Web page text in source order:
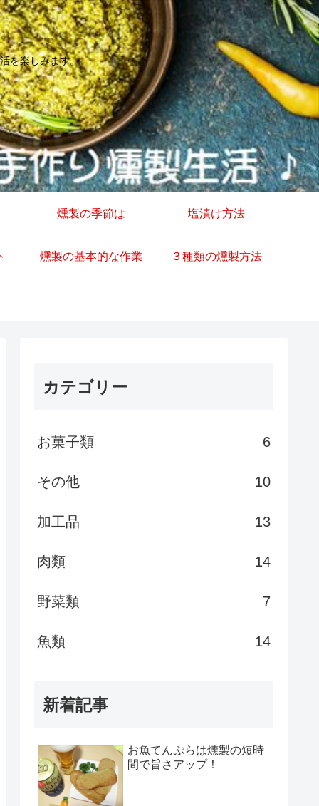
を楽しみます。
燻製の季節は 塩漬け方法
燻製の基本的な作業 ３種類の燻製方法
カテゴリー
お菓子類 6
その他 10
加工品 13
肉類 14
野菜類 7
魚類 14
新着記事
お魚てんぷらは燻製の短時
間で旨さアップ！